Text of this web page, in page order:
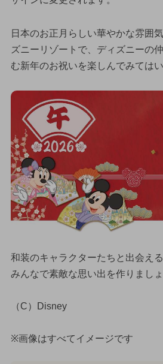
日本のお正月らしい華やかな雰囲
ズニーリゾートで、ディズニーの
む新年のお祝いを楽しんでみては
和装のキャラクターたちと出会え
みんなで素敵な思い出を作りましょ
（C）Disney
※画像はすべてイメージです